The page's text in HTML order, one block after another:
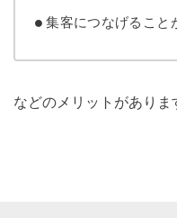
集客につなげること
などのメリットがありま